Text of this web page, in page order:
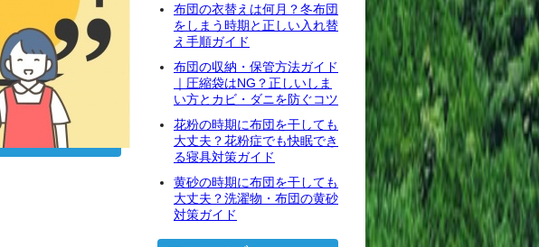
布団の衣替えは何月？冬布団
をしまう時期と正しい入れ替
え手順ガイド
布団の収納・保管方法ガイド
｜圧縮袋はNG？正しいしま
い方とカビ・ダニを防ぐコツ
花粉の時期に布団を干しても
大丈夫？花粉症でも快眠でき
る寝具対策ガイド
黄砂の時期に布団を干しても
大丈夫？洗濯物・布団の黄砂
対策ガイド